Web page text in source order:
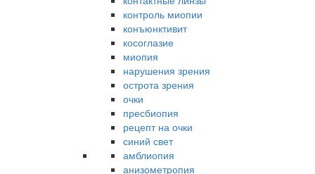
контроль миопии
конъюнктивит
косоглазие
миопия
нарушения зрения
острота зрения
очки
пресбиопия
рецепт на очки
синий свет
амблиопия
анизометропия